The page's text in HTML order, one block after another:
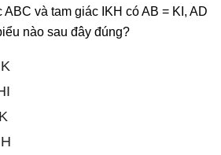
và tam giác IKH có AB = KI, AD
nào sau đây đúng?